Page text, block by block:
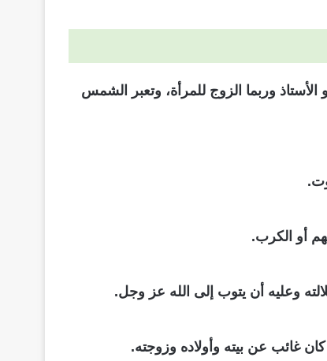
وربما الزوج للمرأة، وتعبر الشمس